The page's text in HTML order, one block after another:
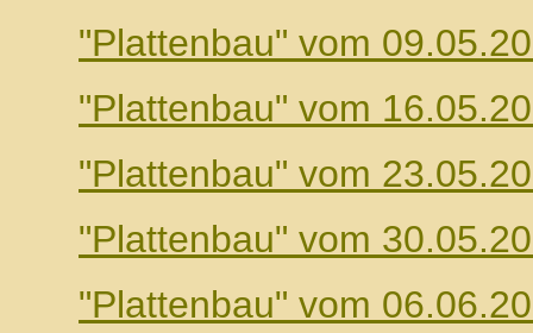
"Plattenbau" vom
"Plattenbau" vom
"Plattenbau" vom
"Plattenbau" vom
"Plattenbau" vom